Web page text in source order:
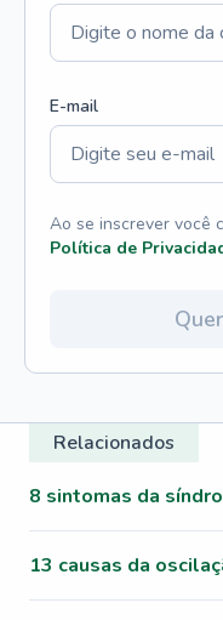
E-mail
Ao se inscrever você
Política de
Relacionados
8 sintomas da
13 causas da